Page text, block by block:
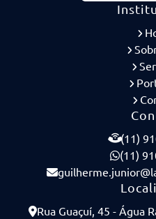
(11)
(11)
Rua Guaçuí, 45 - Água